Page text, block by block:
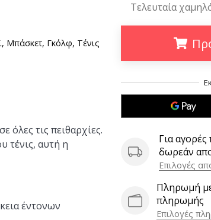
Τελευταία
Για
δωρεάν
Επιλογές
Πληρωμή
πληρωμής
Επιλογές
Μπάσκετ, Γκόλφ, Τένις
όλες τις πειθαρχίες.
τένις, αυτή η
έντονων